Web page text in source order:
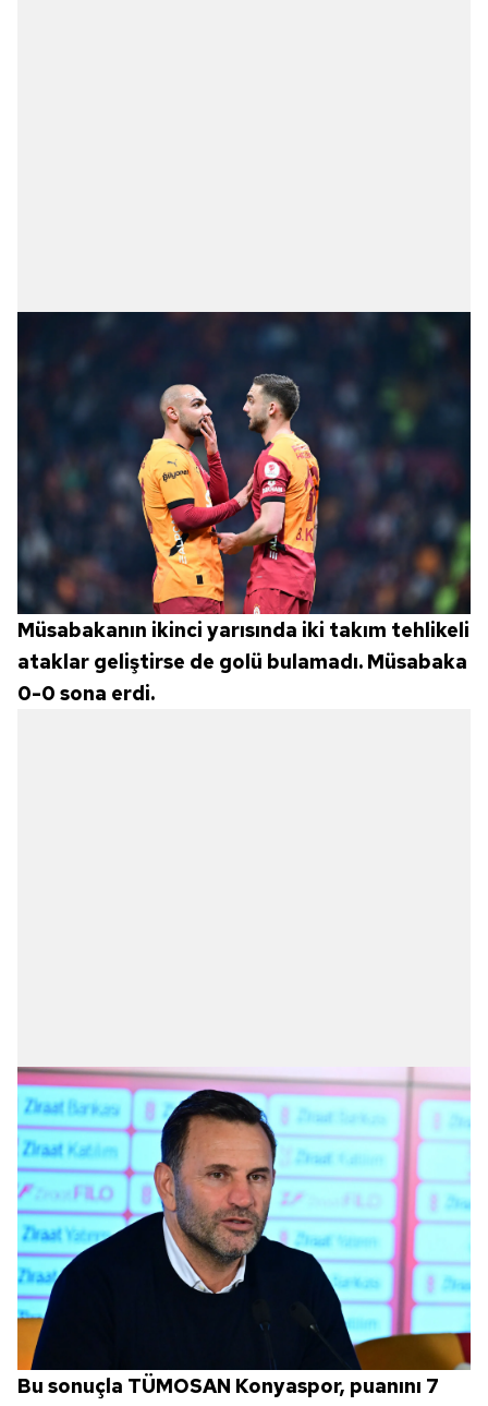
Müsabakanın ikinci yarısında iki takım tehlikeli
ataklar geliştirse de golü bulamadı. Müsabaka
0-0 sona erdi.
Bu sonuçla TÜMOSAN Konyaspor, puanını 7